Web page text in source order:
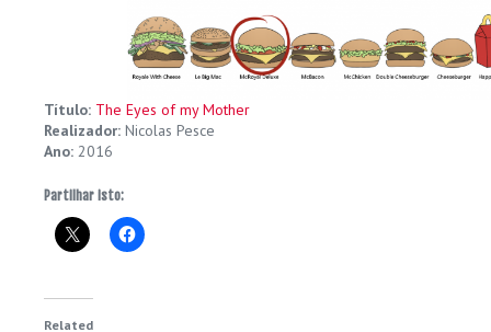
Título: The Eyes of my Mother
Realizador: Nicolas Pesce
Ano: 2016
Partilhar isto:
Related